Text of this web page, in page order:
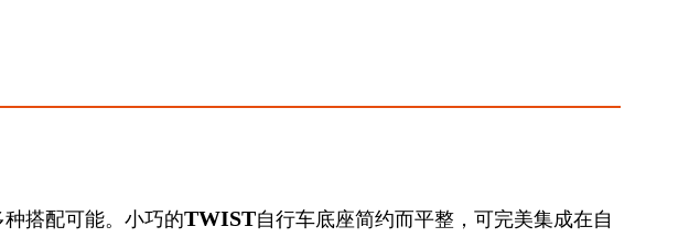
搭配可能。小巧的TWIST自行车底座简约而平整，可完美集成在自